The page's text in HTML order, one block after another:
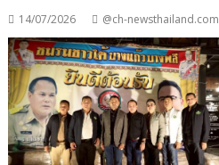
14/07/2026 @ch-newsthailand.com